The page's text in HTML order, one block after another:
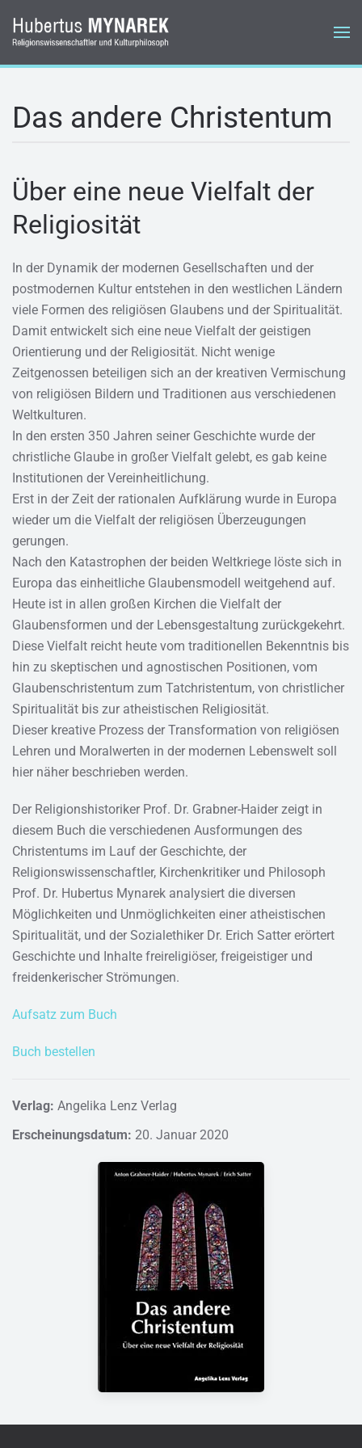
Zum Hauptinhalt springen
Das andere Christentum
Über eine neue Vielfalt der
Religiosität
In der Dynamik der modernen Gesellschaften und der
postmodernen Kultur entstehen in den westlichen Ländern
viele Formen des religiösen Glaubens und der Spiritualität.
Damit entwickelt sich eine neue Vielfalt der geistigen
Orientierung und der Religiosität. Nicht wenige
Zeitgenossen beteiligen sich an der kreativen Vermischung
von religiösen Bildern und Traditionen aus verschiedenen
Weltkulturen.
In den ersten 350 Jahren seiner Geschichte wurde der
christliche Glaube in großer Vielfalt gelebt, es gab keine
Institutionen der Vereinheitlichung.
Erst in der Zeit der rationalen Aufklärung wurde in Europa
wieder um die Vielfalt der religiösen Überzeugungen
gerungen.
Nach den Katastrophen der beiden Weltkriege löste sich in
Europa das einheitliche Glaubensmodell weitgehend auf.
Heute ist in allen großen Kirchen die Vielfalt der
Glaubensformen und der Lebensgestaltung zurückgekehrt.
Diese Vielfalt reicht heute vom traditionellen Bekenntnis bis
hin zu skeptischen und agnostischen Positionen, vom
Glaubenschristentum zum Tatchristentum, von christlicher
Spiritualität bis zur atheistischen Religiosität.
Dieser kreative Prozess der Transformation von religiösen
Lehren und Moralwerten in der modernen Lebenswelt soll
hier näher beschrieben werden.
Der Religionshistoriker Prof. Dr. Grabner-Haider zeigt in
diesem Buch die verschiedenen Ausformungen des
Christentums im Lauf der Geschichte, der
Religionswissenschaftler, Kirchenkritiker und Philosoph
Prof. Dr. Hubertus Mynarek analysiert die diversen
Möglichkeiten und Unmöglichkeiten einer atheistischen
Spiritualität, und der Sozialethiker Dr. Erich Satter erörtert
Geschichte und Inhalte freireligiöser, freigeistiger und
freidenkerischer Strömungen.
Aufsatz zum Buch
Buch bestellen
Verlag: Angelika Lenz Verlag
Erscheinungsdatum: 20. Januar 2020